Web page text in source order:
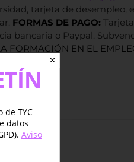
tarjeta de desempleo,
FORMAS DE PAGO:
bancaria o Paypal.
FORMACIÓN EN EL
✕
de TYC
datos
Aviso